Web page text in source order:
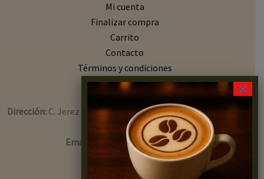
Mi cuenta
Finalizar compra
Carrito
Contacto
Términos y condiciones
Contacto
Dirección:C. Jerez Perchet, 24, local 27, Cdad. Jardín, 29014
Málaga
Email:
info@capsulasycafe.es
627 931 271
×